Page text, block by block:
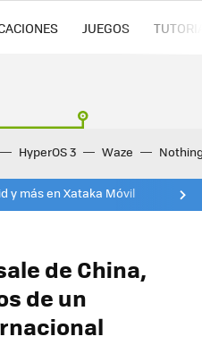
JUEGOS
HyperOS 3 Waze
y más en Xataka Móvil
de China,
de un